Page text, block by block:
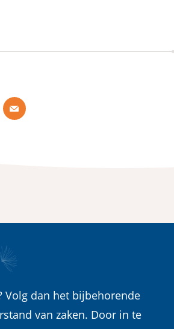
Email
Volg dan het bijbehorende
van zaken. Door in te